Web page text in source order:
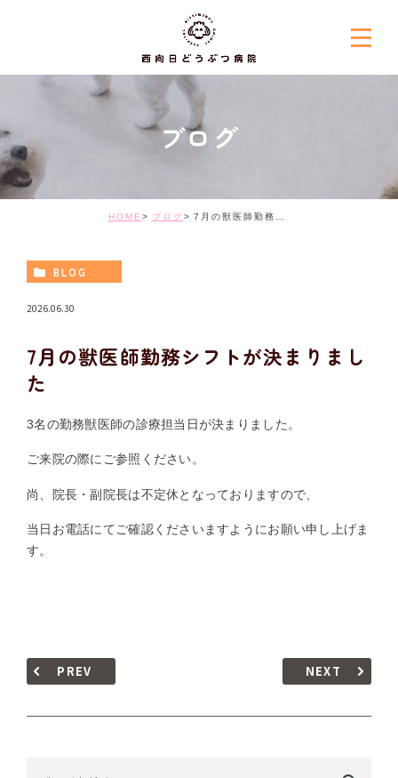
ブログ
HOME ブログ 7月の獣医師勤務シフトが決まりました
BLOG
2026.06.30
7月の獣医師勤務シフトが決まりまし
た
3名の勤務獣医師の診療担当日が決まりました。
ご来院の際にご参照ください。
尚、院長・副院長は不定休となっておりますので、
当日お電話にてご確認くださいますようにお願い申し上げま
す。
PREV NEXT